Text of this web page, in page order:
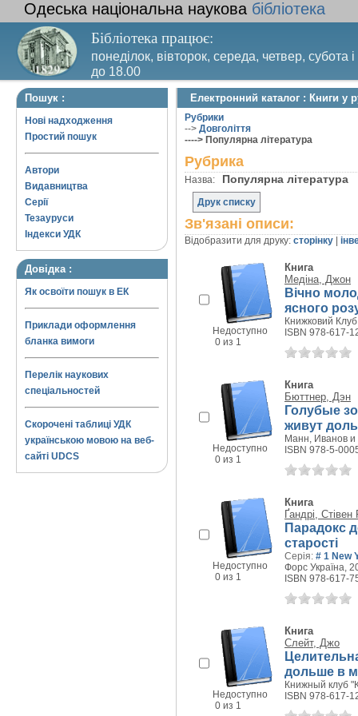
Одеська національна наукова бібліотека
Бібліотека працює:
понеділок, вівторок, середа, четвер, субота
до 18.00
Вихідний день – п’ятниця. Останній четвер
Пошук :
Нові надходження
Простий пошук
Автори
Видавництва
Серії
Тезауруси
Індекси УДК
Довідка :
Як освоїти пошук в ЕК
Приклади оформлення
бланка вимоги
Перелік наукових
спеціальностей
Скорочені таблиці УДК
українською мовою на веб-
сайті UDCS
Електронний каталог : Книги у
Рубрики
--> Довголіття
----> Популярна література
Рубрика
Назва: Популярна література
Друк списку
Зв'язані описи:
Відобразити для друку: сторінку
Недоступно
0 из 1
Книга
Медіна, Джон
Вічно
ясного
Книжковий
ISBN 978-617-
Недоступно
0 из 1
Книга
Бюттнер, Дэн
Голубые
живут
Манн, Иванов и
ISBN 978-5-
Недоступно
0 из 1
Книга
Ґандрі, Стівен
Парадокс
старості
Серія: # 1 New
Форс Україна,
ISBN 978-617-
Недоступно
0 из 1
Книга
Слейт, Джо
дольше в
Книжный клуб
ISBN 978-617-